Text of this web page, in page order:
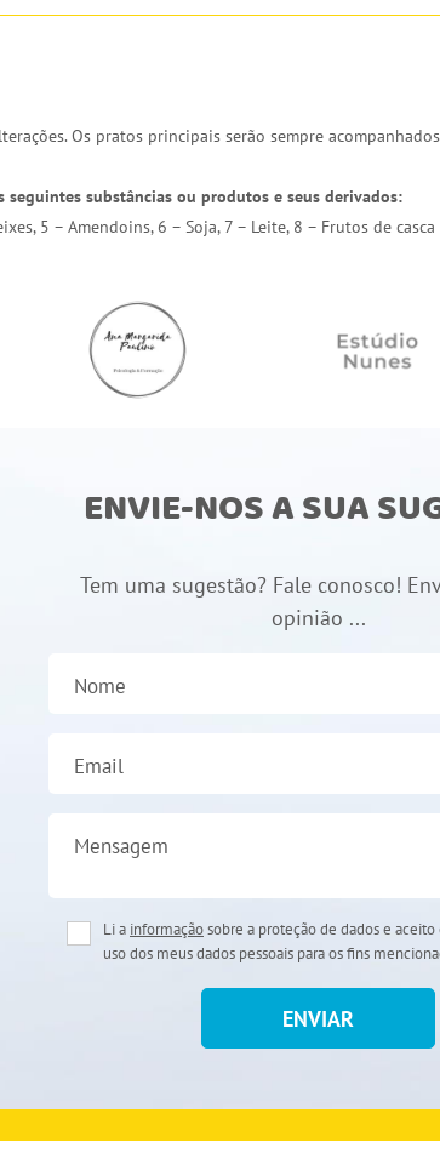
Os pratos principais serão sempre
seguintes substâncias ou produtos e seus derivados:
5 – Amendoins, 6 – Soja, 7 – Leite, 8 – Frutos de
ENVIE-NOS A SUA
Tem uma sugestão? Fale conosco!
opinião ...
Nome
Email
Mensagem
Li a informaçãosobre a proteção de dados e
uso dos meus dados pessoais para os fins
ENVIAR